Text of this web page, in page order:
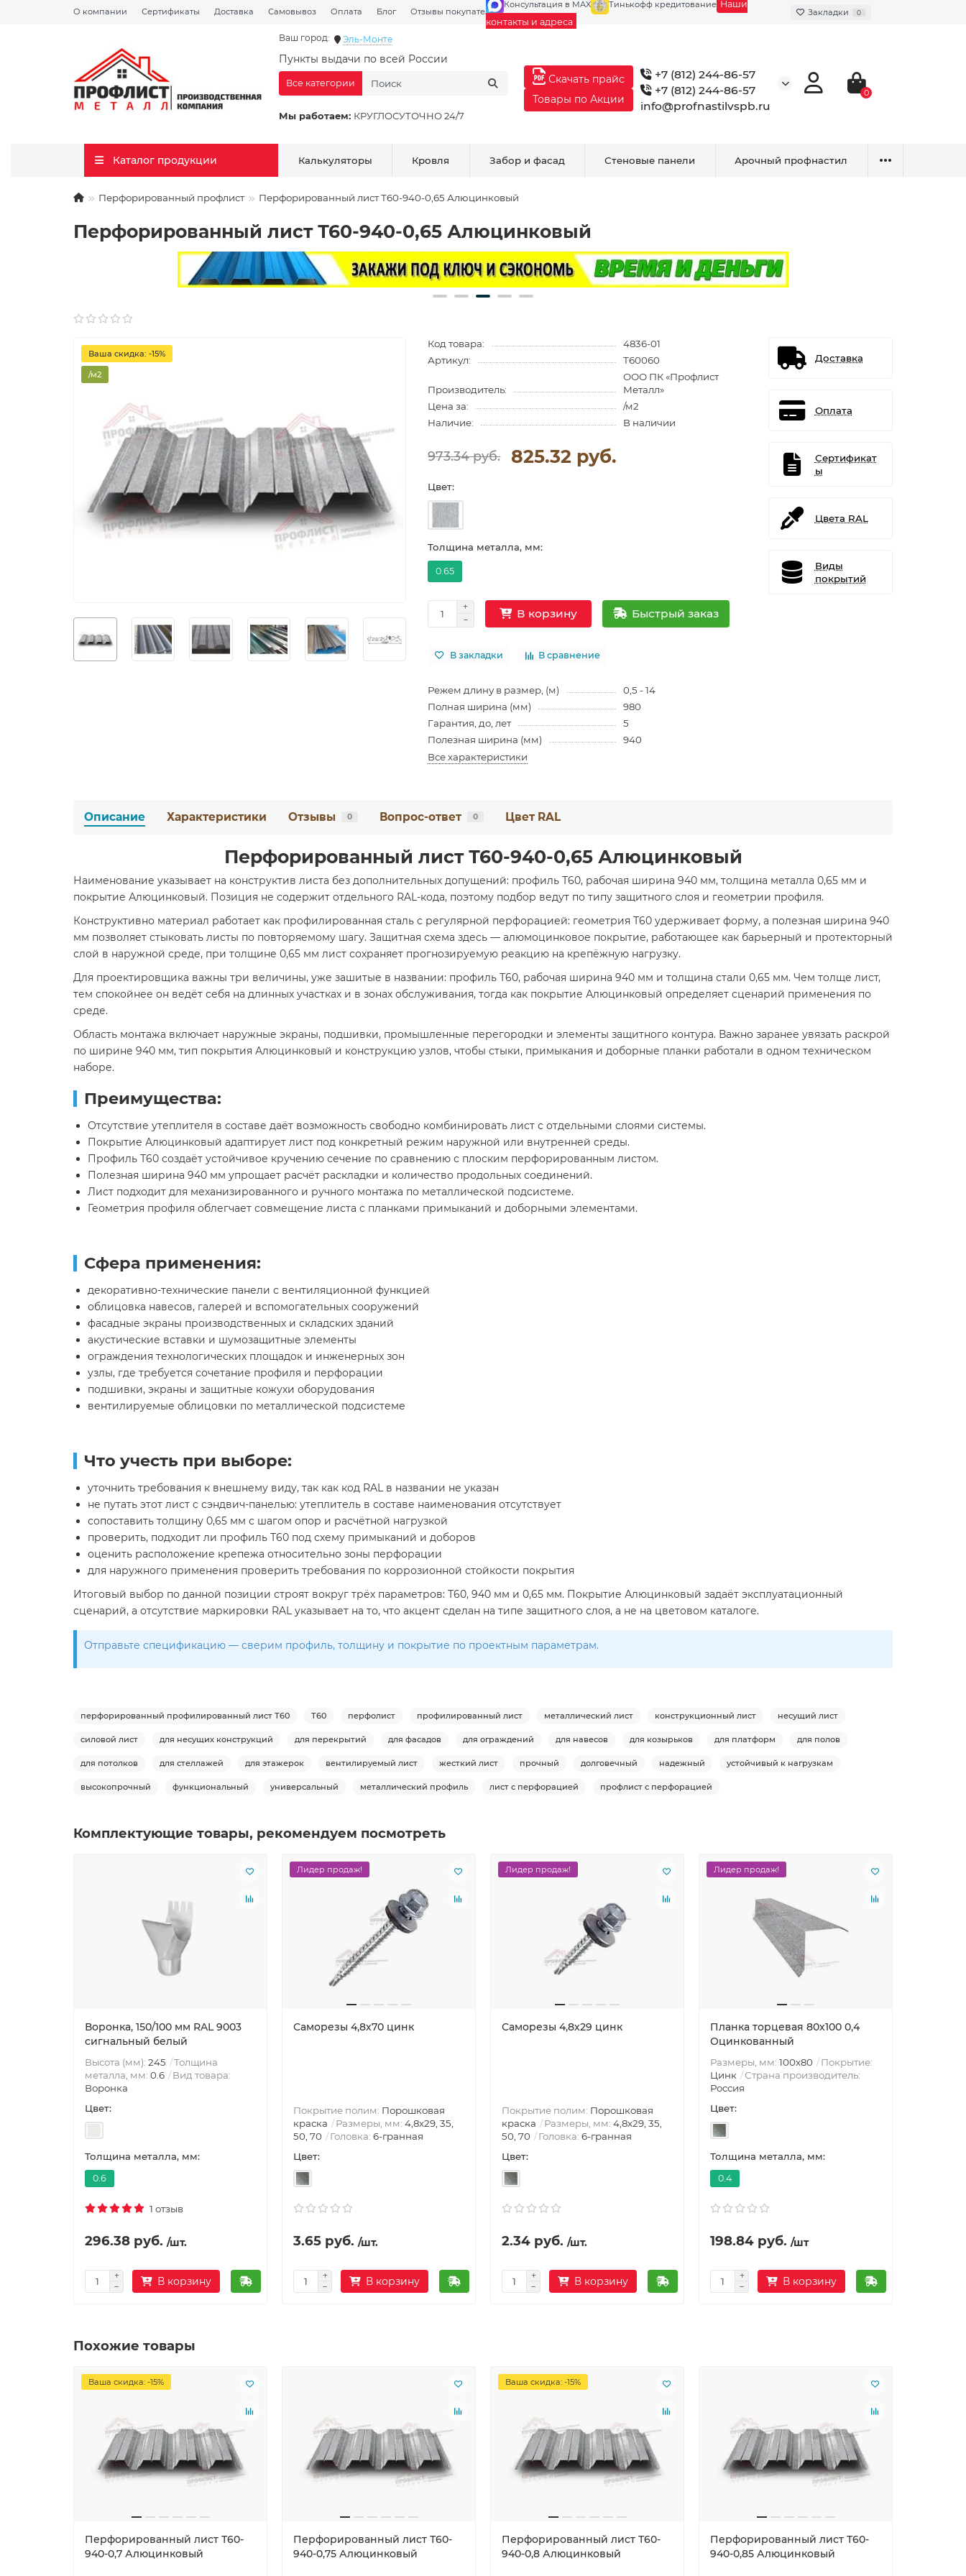
О компании Сертификаты Доставка Самовывоз Оплата Блог Отзывы покупателей Галерея
Консультация в MAX Тинькофф кредитование Наши
контакты и адреса
Закладки 0
Ваш город: Эль-Монте
Пункты выдачи по всей России
Мы работаем: КРУГЛОСУТОЧНО 24/7
Все категории
Скачать прайс
Товары по Акции
+7 (812) 244-86-57
+7 (812) 244-86-57
info@profnastilvspb.ru
0
Каталог продукции Калькуляторы Кровля Забор и фасад Стеновые панели Арочный профнастил
Перфорированный профлист Перфорированный лист Т60-940-0,65 Алюцинковый
Перфорированный лист Т60-940-0,65 Алюцинковый
Ваша скидка: -15%
/м2
Код товара:
4836-01
Артикул:
Т60060
Производитель:
ООО ПК «Профлист
Металл»
Цена за:
/м2
Наличие:
В наличии
973.34 руб. 825.32 руб.
Цвет:
Толщина металла, мм:
0.65
В корзину Быстрый заказ
В закладки В сравнение
Режем длину в размер, (м)
0,5 - 14
Полная ширина (мм)
980
Гарантия, до, лет
5
Полезная ширина (мм)
940
Все характеристики
Доставка
Оплата
Сертификат
ы
Цвета RAL
Виды
покрытий
Описание Характеристики Отзывы 0 Вопрос-ответ 0 Цвет RAL
Перфорированный лист Т60-940-0,65 Алюцинковый
Наименование указывает на конструктив листа без дополнительных допущений: профиль Т60, рабочая ширина 940 мм, толщина металла 0,65 мм и
покрытие Алюцинковый. Позиция не содержит отдельного RAL-кода, поэтому подбор ведут по типу защитного слоя и геометрии профиля.
Конструктивно материал работает как профилированная сталь с регулярной перфорацией: геометрия Т60 удерживает форму, а полезная ширина 940
мм позволяет стыковать листы по повторяемому шагу. Защитная схема здесь — алюмоцинковое покрытие, работающее как барьерный и протекторный
слой в наружной среде, при толщине 0,65 мм лист сохраняет прогнозируемую реакцию на крепёжную нагрузку.
Для проектировщика важны три величины, уже зашитые в названии: профиль Т60, рабочая ширина 940 мм и толщина стали 0,65 мм. Чем толще лист,
тем спокойнее он ведёт себя на длинных участках и в зонах обслуживания, тогда как покрытие Алюцинковый определяет сценарий применения по
среде.
Область монтажа включает наружные экраны, подшивки, промышленные перегородки и элементы защитного контура. Важно заранее увязать раскрой
по ширине 940 мм, тип покрытия Алюцинковый и конструкцию узлов, чтобы стыки, примыкания и доборные планки работали в одном техническом
наборе.
Преимущества:
Отсутствие утеплителя в составе даёт возможность свободно комбинировать лист с отдельными слоями системы.
Покрытие Алюцинковый адаптирует лист под конкретный режим наружной или внутренней среды.
Профиль Т60 создаёт устойчивое кручению сечение по сравнению с плоским перфорированным листом.
Полезная ширина 940 мм упрощает расчёт раскладки и количество продольных соединений.
Лист подходит для механизированного и ручного монтажа по металлической подсистеме.
Геометрия профиля облегчает совмещение листа с планками примыканий и доборными элементами.
Сфера применения:
декоративно-технические панели с вентиляционной функцией
облицовка навесов, галерей и вспомогательных сооружений
фасадные экраны производственных и складских зданий
акустические вставки и шумозащитные элементы
ограждения технологических площадок и инженерных зон
узлы, где требуется сочетание профиля и перфорации
подшивки, экраны и защитные кожухи оборудования
вентилируемые облицовки по металлической подсистеме
Что учесть при выборе:
уточнить требования к внешнему виду, так как код RAL в названии не указан
не путать этот лист с сэндвич-панелью: утеплитель в составе наименования отсутствует
сопоставить толщину 0,65 мм с шагом опор и расчётной нагрузкой
проверить, подходит ли профиль Т60 под схему примыканий и доборов
оценить расположение крепежа относительно зоны перфорации
для наружного применения проверить требования по коррозионной стойкости покрытия
Итоговый выбор по данной позиции строят вокруг трёх параметров: Т60, 940 мм и 0,65 мм. Покрытие Алюцинковый задаёт эксплуатационный
сценарий, а отсутствие маркировки RAL указывает на то, что акцент сделан на типе защитного слоя, а не на цветовом каталоге.
Отправьте спецификацию — сверим профиль, толщину и покрытие по проектным параметрам.
перфорированный профилированный лист Т60 Т60 перфолист профилированный лист металлический лист конструкционный лист несущий лист
силовой лист для несущих конструкций для перекрытий для фасадов для ограждений для навесов для козырьков для платформ для полов
для потолков для стеллажей для этажерок вентилируемый лист жесткий лист прочный долговечный надежный устойчивый к нагрузкам
высокопрочный функциональный универсальный металлический профиль лист с перфорацией профлист с перфорацией
Комплектующие товары, рекомендуем посмотреть
Воронка, 150/100 мм RAL 9003
сигнальный белый
Высота (мм): 245
Толщина
металла, мм: 0.6
Вид товара:
Воронка
Цвет:
Толщина металла, мм:
0.6
1 отзыв
296.38 руб. /шт.
В корзину
Лидер продаж!
Саморезы 4,8х70 цинк
Покрытие полим: Порошковая
краска
Размеры, мм: 4,8х29, 35,
50, 70
Головка: 6-гранная
Цвет:
3.65 руб. /шт.
В корзину
Лидер продаж!
Саморезы 4,8х29 цинк
Покрытие полим: Порошковая
краска
Размеры, мм: 4,8х29, 35,
50, 70
Головка: 6-гранная
Цвет:
2.34 руб. /шт.
В корзину
Лидер продаж!
Планка торцевая 80х100 0,4
Оцинкованный
Размеры, мм: 100х80
Покрытие:
Цинк
Страна производитель:
Россия
Цвет:
Толщина металла, мм:
0.4
198.84 руб. /шт
В корзину
Похожие товары
Ваша скидка: -15%
Перфорированный лист Т60-
940-0,7 Алюцинковый
Перфорированный лист Т60-
940-0,75 Алюцинковый
Ваша скидка: -15%
Перфорированный лист Т60-
940-0,8 Алюцинковый
Перфорированный лист Т60-
940-0,85 Алюцинковый